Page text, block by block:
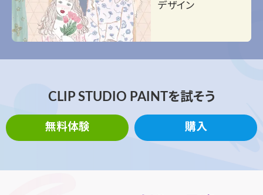
デザイン
CLIP STUDIO PAINTを試そう
無料体験 購入